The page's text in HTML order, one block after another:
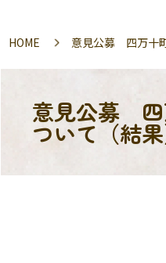
HOME 意見公募 四万十
意見公募 四
ついて（結果